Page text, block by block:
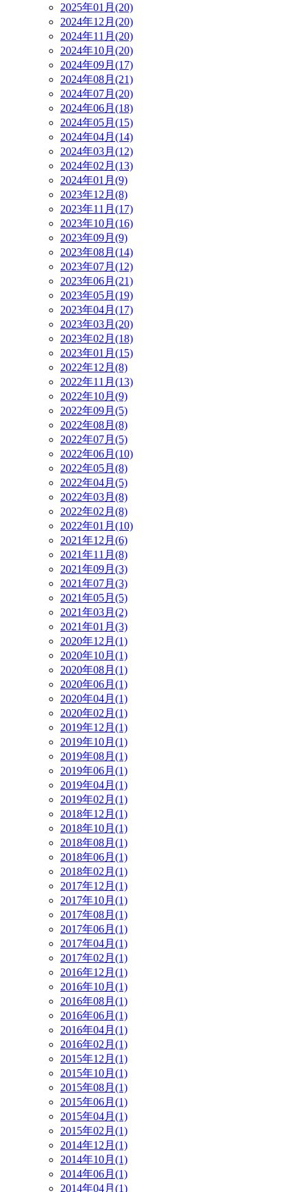
2025年01月(20)
2024年12月(20)
2024年11月(20)
2024年10月(20)
2024年09月(17)
2024年08月(21)
2024年07月(20)
2024年06月(18)
2024年05月(15)
2024年04月(14)
2024年03月(12)
2024年02月(13)
2024年01月(9)
2023年12月(8)
2023年11月(17)
2023年10月(16)
2023年09月(9)
2023年08月(14)
2023年07月(12)
2023年06月(21)
2023年05月(19)
2023年04月(17)
2023年03月(20)
2023年02月(18)
2023年01月(15)
2022年12月(8)
2022年11月(13)
2022年10月(9)
2022年09月(5)
2022年08月(8)
2022年07月(5)
2022年06月(10)
2022年05月(8)
2022年04月(5)
2022年03月(8)
2022年02月(8)
2022年01月(10)
2021年12月(6)
2021年11月(8)
2021年09月(3)
2021年07月(3)
2021年05月(5)
2021年03月(2)
2021年01月(3)
2020年12月(1)
2020年10月(1)
2020年08月(1)
2020年06月(1)
2020年04月(1)
2020年02月(1)
2019年12月(1)
2019年10月(1)
2019年08月(1)
2019年06月(1)
2019年04月(1)
2019年02月(1)
2018年12月(1)
2018年10月(1)
2018年08月(1)
2018年06月(1)
2018年02月(1)
2017年12月(1)
2017年10月(1)
2017年08月(1)
2017年06月(1)
2017年04月(1)
2017年02月(1)
2016年12月(1)
2016年10月(1)
2016年08月(1)
2016年06月(1)
2016年04月(1)
2016年02月(1)
2015年12月(1)
2015年10月(1)
2015年08月(1)
2015年06月(1)
2015年04月(1)
2015年02月(1)
2014年12月(1)
2014年10月(1)
2014年06月(1)
2014年04月(1)